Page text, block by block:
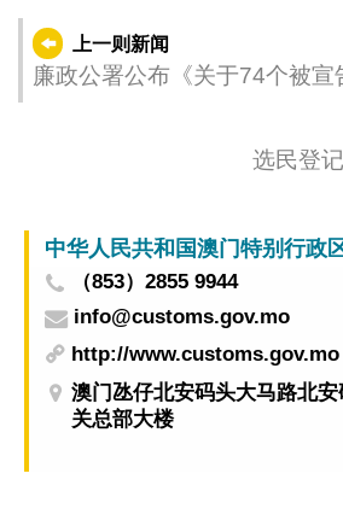
上一则新闻
廉政公署公布《关于74个被宣
选民登
中华人民共和国澳门特别行政
（853）2855 9944
info@customs.gov.mo
http://www.customs.gov.mo
澳门氹仔北安码头大马路北
关总部大楼